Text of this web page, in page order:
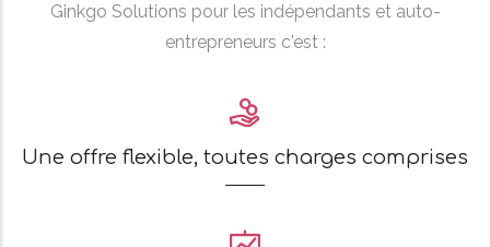
Ginkgo Solutions pour les indépendants et auto-
entrepreneurs c'est :
Une offre flexible, toutes charges comprises